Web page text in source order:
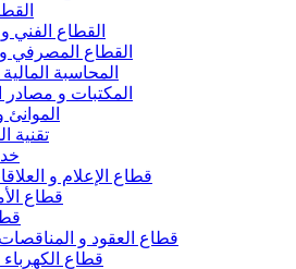
القطاع الفني
القطاع المصرفي و
المحاسبة المالية
المكتبات و مصادر
تقنية
قطاع الإعلام و
قطاع
قطاع العقود و المناقصات
قطاع الكهرباء